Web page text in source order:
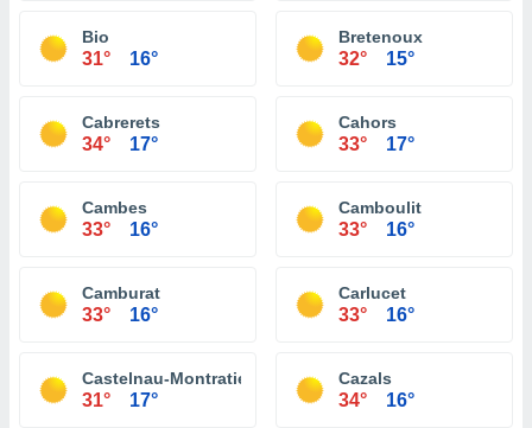
Bio
31° 16°
Bretenoux
32° 15°
Cabrerets
34° 17°
Cahors
33° 17°
Cambes
33° 16°
Camboulit
33° 16°
Camburat
33° 16°
Carlucet
33° 16°
Castelnau-Montratier
31° 17°
Cazals
34° 16°